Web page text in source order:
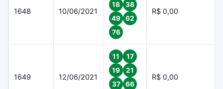
1648 10/06/2021
18
38
49
62
76
R$ 0,00
1649 12/06/2021
11
17
19
21
37
66
R$ 0,00